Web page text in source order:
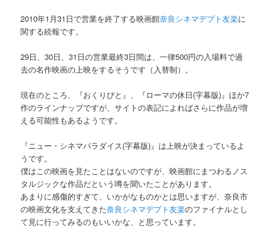
2010年1月31日で営業を終了する映画館奈良シネマデプト友楽に
関する続報です。
29日、30日、31日の営業最終3日間は、一律500円の入場料で過
去の名作映画の上映をするそうです（入替制）。
現在のところ、『おくりびと』、『ローマの休日(字幕版)』ほか7
作のラインナップですが、サイトの表記によればさらに作品が増
える可能性もあるようです。
『ニュー・シネマパラダイス(字幕版)』は上映が決まっているよ
うです。
僕はこの映画を見たことはないのですが、映画館にまつわるノス
タルジックな作品だという噂を聞いたことがあります。
あまりに感傷的すぎて、いかがなものかとは思いますが、奈良市
の映画文化を支えてきた奈良シネマデプト友楽のファイナルとし
て見に行ってみるのもいいかな、と思っています。